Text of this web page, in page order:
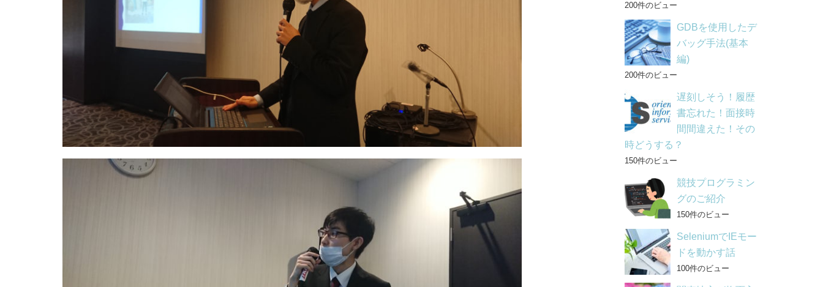
200件のビュー
GDBを使用したデ
バッグ手法(基本
編)
200件のビュー
遅刻しそう！履歴
書忘れた！面接時
間間違えた！その
時どうする？
150件のビュー
競技プログラミン
グのご紹介
150件のビュー
SeleniumでIEモー
ドを動かす話
100件のビュー